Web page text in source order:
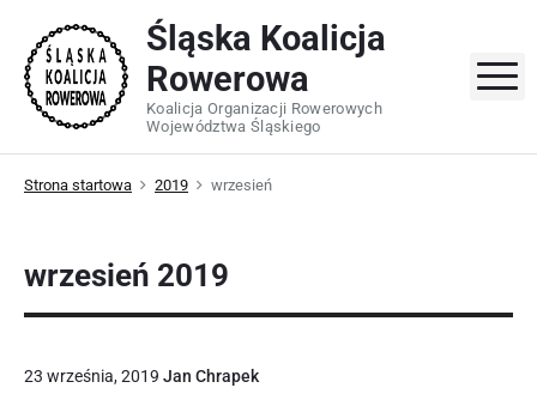
content
Śląska Koalicja
Rowerowa
Koalicja Organizacji Rowerowych
Województwa Śląskiego
Strona startowa 2019 wrzesień
wrzesień 2019
23 września, 2019 Jan Chrapek